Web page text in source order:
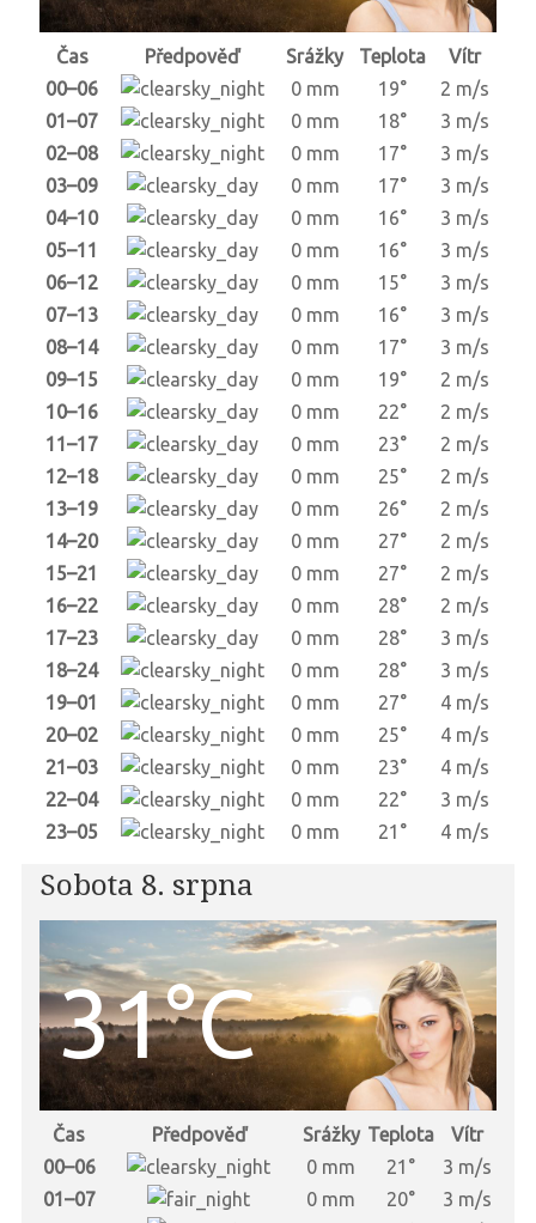
Čas Předpověď Srážky Teplota
Vítr
00–06
0 mm 19°
2 m/s
01–07
0 mm 18°
3 m/s
02–08
0 mm 17°
3 m/s
03–09
0 mm 17°
3 m/s
04–10
0 mm 16°
3 m/s
05–11
0 mm 16°
3 m/s
06–12
0 mm 15°
3 m/s
07–13
0 mm 16°
3 m/s
08–14
0 mm 17°
3 m/s
09–15
0 mm 19°
2 m/s
10–16
0 mm 22°
2 m/s
11–17
0 mm 23°
2 m/s
12–18
0 mm 25°
2 m/s
13–19
0 mm 26°
2 m/s
14–20
0 mm 27°
2 m/s
15–21
0 mm 27°
2 m/s
16–22
0 mm 28°
2 m/s
17–23
0 mm 28°
3 m/s
18–24
0 mm 28°
3 m/s
19–01
0 mm 27°
4 m/s
20–02
0 mm 25°
4 m/s
21–03
0 mm 23°
4 m/s
22–04
0 mm 22°
3 m/s
23–05
0 mm 21° 4 m/s
Sobota 8. srpna
31°C
Čas Předpověď Srážky Teplota
Vítr
00–06
0 mm 21°
3 m/s
01–07
0 mm 20°
3 m/s